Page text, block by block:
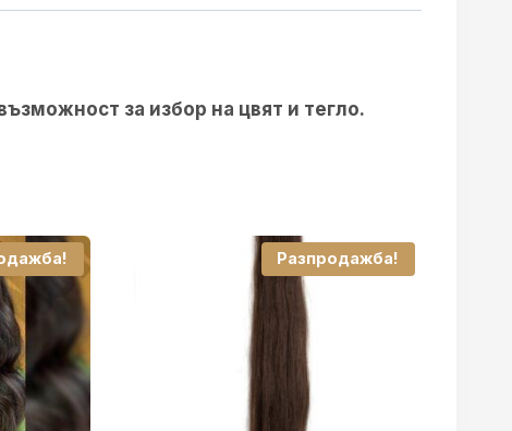
за избор на цвят и тегло.
Разпродажба!